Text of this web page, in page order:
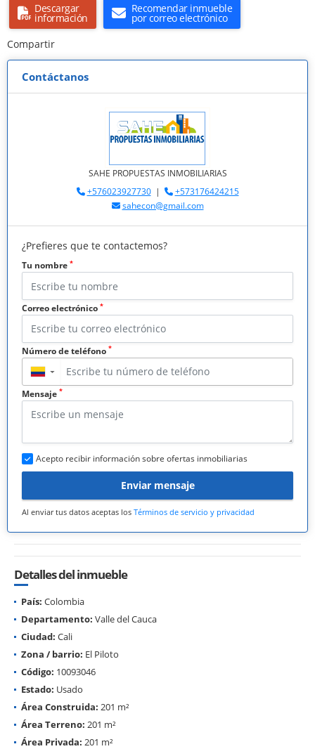
Descargar
información
Recomendar inmueble
por correo electrónico
Compartir
Contáctanos
SAHE PROPUESTAS INMOBILIARIAS
+576023927730|
+573176424215
sahecon@gmail.com
¿Prefieres que te contactemos?
Tu nombre *
Correo electrónico *
Número de teléfono *
▼
Mensaje *
Acepto recibir información sobre ofertas inmobiliarias
Enviar mensaje
Al enviar tus datos aceptas los Términos de servicio y privacidad
Detalles del inmueble
País: Colombia
Departamento: Valle del Cauca
Ciudad: Cali
Zona / barrio: El Piloto
Código: 10093046
Estado: Usado
Área Construida: 201 m²
Área Terreno: 201 m²
Área Privada: 201 m²